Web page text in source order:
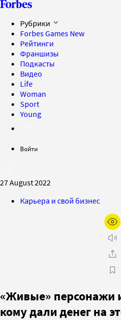
Рубрики
Forbes Games New
Рейтинги
Франшизы
Подкасты
Видео
Life
Woman
Sport
Young
Войти
27 August 2022
Карьера и свой бизнес
«Живые» персонажи
кому дали денег на